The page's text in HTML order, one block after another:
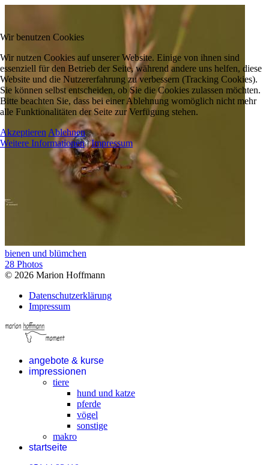
bienen und blümchen
28 Photos
© 2026 Marion Hoffmann
Datenschutzerklärung
Impressum
angebote & kurse
impressionen
tiere
hund und katze
pferde
vögel
sonstige
makro
startseite
Wir benutzen Cookies
Wir nutzen Cookies auf unserer Website. Einige von ihnen sind
essenziell für den Betrieb der Seite, während andere uns helfen, diese
Website und die Nutzererfahrung zu verbessern (Tracking Cookies).
Sie können selbst entscheiden, ob Sie die Cookies zulassen möchten.
Bitte beachten Sie, dass bei einer Ablehnung womöglich nicht mehr
alle Funktionalitäten der Seite zur Verfügung stehen.
Akzeptieren Ablehnen
Weitere Informationen|Impressum